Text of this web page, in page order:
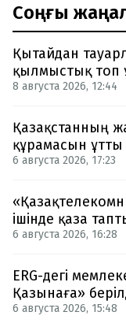
Соңғы
Қытайдан
қылмыстық топ
8 августа 2026, 12:44
Қазақстанның
құрамасын ұтты
6 августа 2026, 17:23
ішінде қаза
6 августа 2026, 16:28
ERG-дегі
Қазынаға»
6 августа 2026, 15:48